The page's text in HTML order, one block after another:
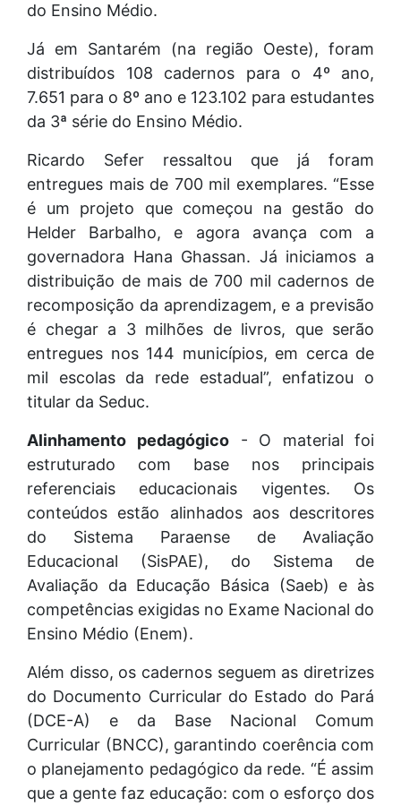
do Ensino Médio.
Já em Santarém (na região Oeste), foram
distribuídos 108 cadernos para o 4º ano,
7.651 para o 8º ano e 123.102 para estudantes
da 3ª série do Ensino Médio.
Ricardo Sefer ressaltou que já foram
entregues mais de 700 mil exemplares. “Esse
é um projeto que começou na gestão do
Helder Barbalho, e agora avança com a
governadora Hana Ghassan. Já iniciamos a
distribuição de mais de 700 mil cadernos de
recomposição da aprendizagem, e a previsão
é chegar a 3 milhões de livros, que serão
entregues nos 144 municípios, em cerca de
mil escolas da rede estadual”, enfatizou o
titular da Seduc.
Alinhamento pedagógico - O material foi
estruturado com base nos principais
referenciais educacionais vigentes. Os
conteúdos estão alinhados aos descritores
do Sistema Paraense de Avaliação
Educacional (SisPAE), do Sistema de
Avaliação da Educação Básica (Saeb) e às
competências exigidas no Exame Nacional do
Ensino Médio (Enem).
Além disso, os cadernos seguem as diretrizes
do Documento Curricular do Estado do Pará
(DCE-A) e da Base Nacional Comum
Curricular (BNCC), garantindo coerência com
o planejamento pedagógico da rede. “É assim
que a gente faz educação: com o esforço dos